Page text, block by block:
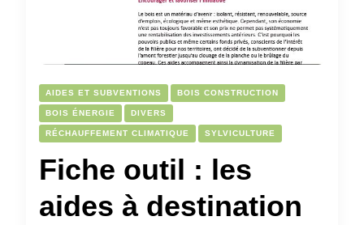
AIDES ET SUBVENTIONS BOIS CONSTRUCTION
BOIS ÉNERGIE DIVERS
RÉCHAUFFEMENT CLIMATIQUE SYLVICULTURE
Fiche outil : les
aides à destination